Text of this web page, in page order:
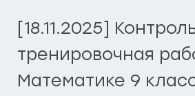
[18.11.2025]
тренировочная
Математике 9